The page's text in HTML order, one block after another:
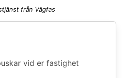
från Vägfas
vid er fastighet